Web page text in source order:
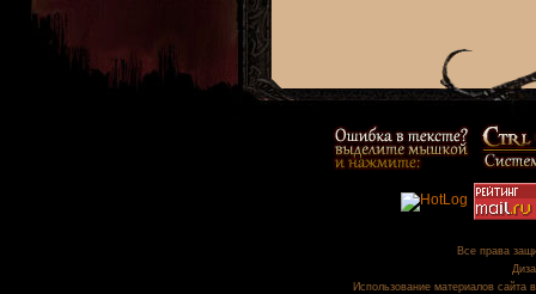
Все права
Использование материалов сайта